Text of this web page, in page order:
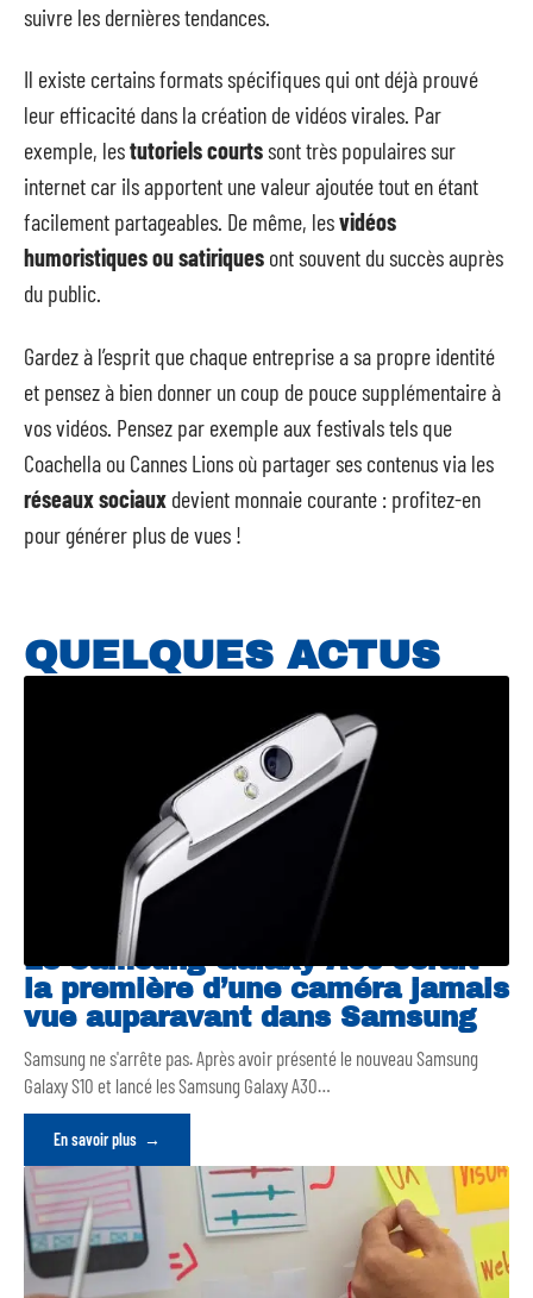
suivre les dernières tendances.
Il existe certains formats spécifiques qui ont déjà prouvé
leur efficacité dans la création de vidéos virales. Par
exemple, lestutoriels courtssont très populaires sur
internet car ils apportent une valeur ajoutée tout en étant
facilement partageables. De même, lesvidéos
humoristiques ou satiriques ont souvent du succès auprès
du public.
Gardez à l’esprit que chaque entreprise a sa propre identité
et pensez à bien donner un coup de pouce supplémentaire à
vos vidéos. Pensez par exemple aux festivals tels que
Coachella ou Cannes Lions où partager ses contenus via les
réseaux sociaux devient monnaie courante : profitez-en
pour générer plus de vues !
QUELQUES ACTUS
Le Samsung Galaxy A90 serait
la première d’une caméra jamais
vue auparavant dans Samsung
Samsung ne s'arrête pas. Après avoir présenté le nouveau Samsung
Galaxy S10 et lancé les Samsung Galaxy A30…
En savoir plus